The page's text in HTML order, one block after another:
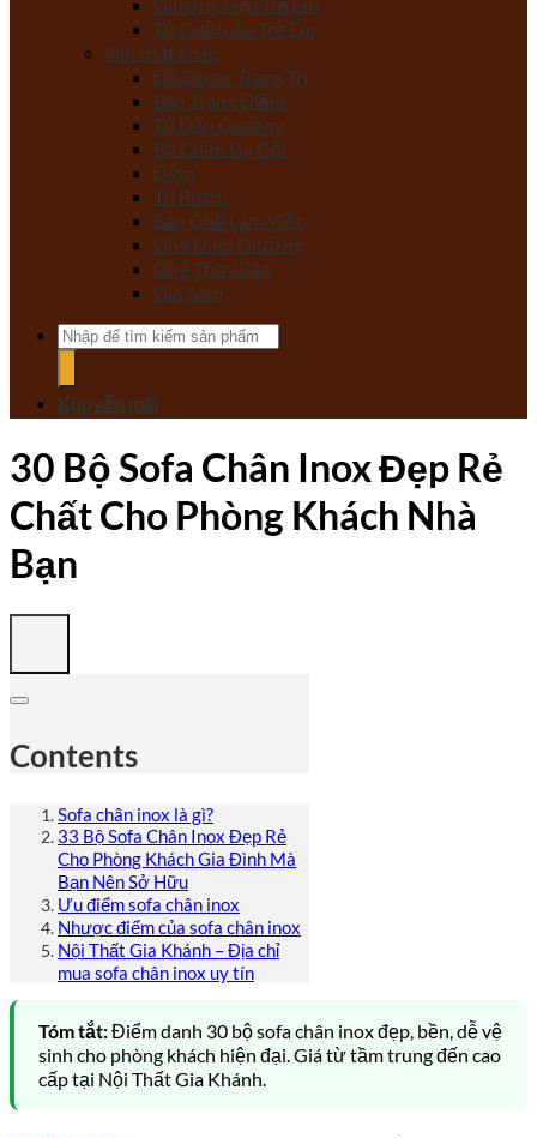
Tủ Quần Áo Trẻ Em
Nội thất khác
Đồ Decor Trang Trí
Bàn Trang Điểm
Tủ Đầu Giường
Bộ Chăn Ga Gối
Đệm
Tủ Rượu
Bàn Ghế Làm Việc
Ghế Đuôi Giường
Ghế Thư Giãn
Giá Sách
Tìm
kiếm:
Khuyến mãi
30 Bộ Sofa Chân Inox Đẹp Rẻ
Chất Cho Phòng Khách Nhà
Bạn
Contents
Sofa chân inox là gì?
33 Bộ Sofa Chân Inox Đẹp Rẻ
Cho Phòng Khách Gia Đình Mà
Bạn Nên Sở Hữu
Ưu điểm sofa chân inox
Nhược điểm của sofa chân inox
Nội Thất Gia Khánh – Địa chỉ
mua sofa chân inox uy tín
Tóm tắt:Điểm danh 30 bộ sofa chân inox đẹp, bền, dễ vệ
sinh cho phòng khách hiện đại. Giá từ tầm trung đến cao
cấp tại Nội Thất Gia Khánh.